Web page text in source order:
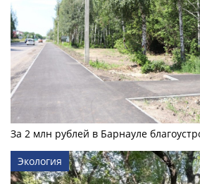
За 2 млн рублей в Барнауле
Экология